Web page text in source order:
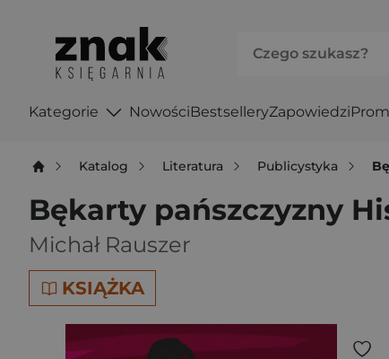
Kategorie NowościBestselleryZapowiedzi
Katalog Literatura Publicystyka
Bękarty pańszczyzny
Michał Rauszer
KSIĄŻKA